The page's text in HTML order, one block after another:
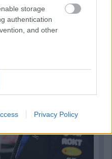
storage
authentication
and other
Privacy Policy
Lambiase utódja a Red